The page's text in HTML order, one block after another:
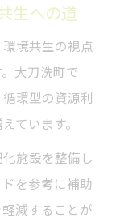
生への道
境共生の視点
大刀洗町で
環型の資源利
ています。
施設を整備し
を参考に補助
減することが